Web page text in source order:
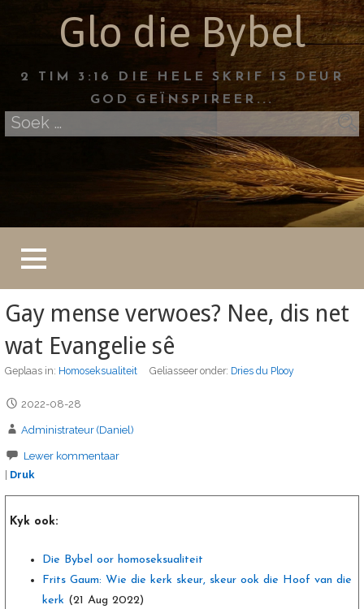
Glo die Bybel
2 TIM 3:16 DIE HELE SKRIF IS DEUR
GOD GEÏNSPIREER...
Soek
na:
Gay mense verwoes? Nee, dis net
wat Evangelie sê
Geplaas in: Homoseksualiteit Geliasseer onder: Dries du Plooy
2022-08-28
Administrateur (Daniel)
Lewer kommentaar
| Druk
Kyk ook:
Die Bybel oor homoseksualiteit
Frits Gaum: Wie die kerk skeur, skeur ook die Hoof van die
kerk (21 Aug 2022)